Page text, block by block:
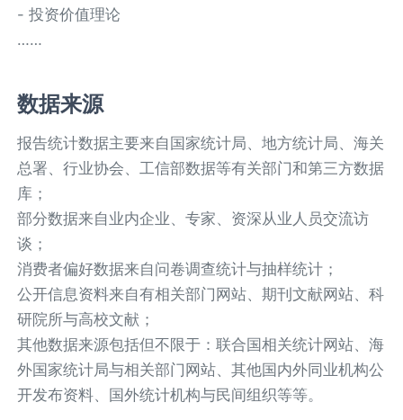
- 投资价值理论
……
数据来源
报告统计数据主要来自国家统计局、地方统计局、海关
总署、行业协会、工信部数据等有关部门和第三方数据
库；
部分数据来自业内企业、专家、资深从业人员交流访
谈；
消费者偏好数据来自问卷调查统计与抽样统计；
公开信息资料来自有相关部门网站、期刊文献网站、科
研院所与高校文献；
其他数据来源包括但不限于：联合国相关统计网站、海
外国家统计局与相关部门网站、其他国内外同业机构公
开发布资料、国外统计机构与民间组织等等。